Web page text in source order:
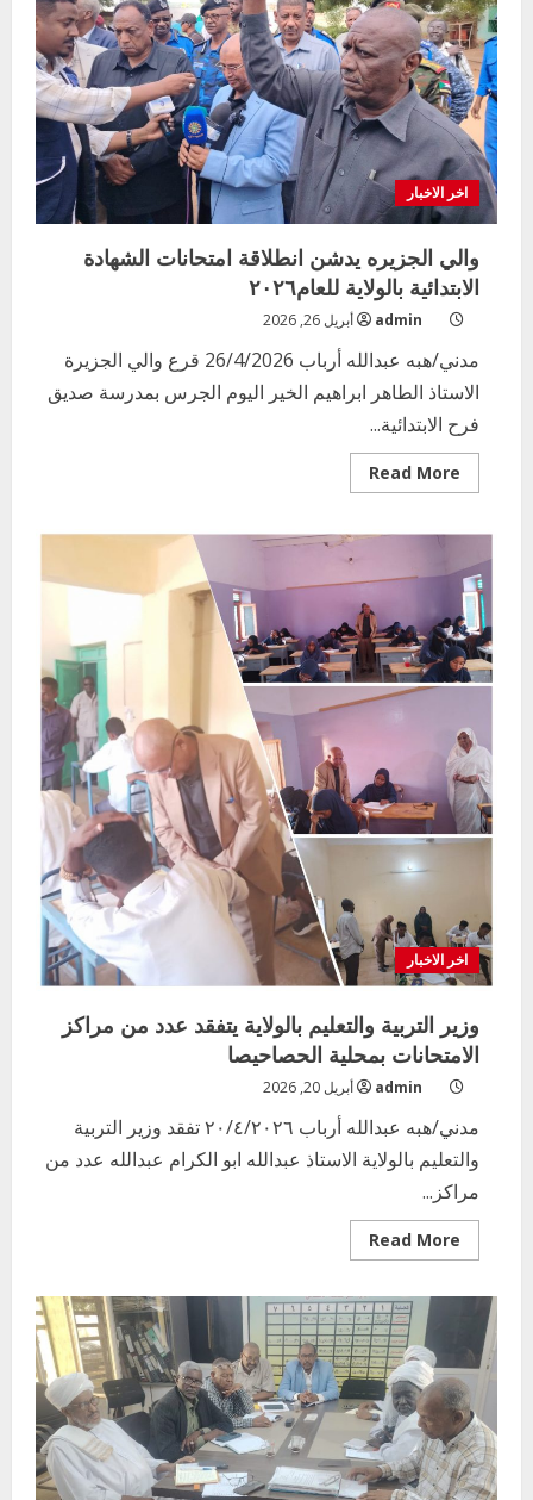
المرحلة
الابتدائية
بمحلية
الحصاحيصا
اخر الاخبار
والي الجزيره يدشن انطلاقة امتحانات الشهادة
الابتدائية بالولاية للعام٢٠٢٦
admin أبريل 26, 2026
مدني/هبه عبدالله أرباب 26/4/2026 قرع والي الجزيرة
الاستاذ الطاهر ابراهيم الخير اليوم الجرس بمدرسة صديق
فرح الابتدائية...
Read More
more
الجزيره
يدشن
انطلاقة
امتحانات
الشهادة
الابتدائية
بالولاية
للعام٢٠٢٦
اخر الاخبار
وزير التربية والتعليم بالولاية يتفقد عدد من مراكز
الامتحانات بمحلية الحصاحيصا
admin أبريل 20, 2026
مدني/هبه عبدالله أرباب ٢٠/٤/٢٠٢٦ تفقد وزير التربية
والتعليم بالولاية الاستاذ عبدالله ابو الكرام عبدالله عدد من
مراكز...
Read More
more
التربية
والتعليم
بالولاية
يتفقد
عدد
من
مراكز
الامتحانات
بمحلية
الحصاحيصا